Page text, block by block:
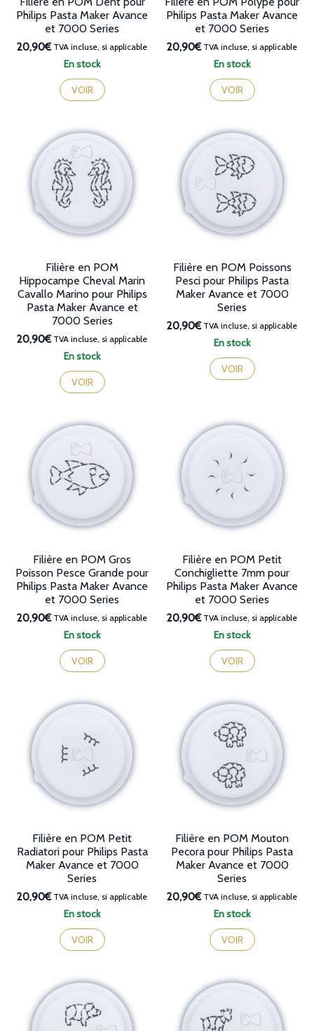
En stock
Philips Pasta Maker Avance
et 7000 Series
20,90€TVA incluse, si applicable
VOIR
En stock
Philips Pasta Maker Avance
et 7000 Series
20,90€TVA incluse, si applicable
VOIR
En stock
Filière en POM
Hippocampe Cheval Marin
Cavallo Marino pour Philips
Pasta Maker Avance et
7000 Series
20,90€TVA incluse, si applicable
VOIR
En stock
Filière en POM Poissons
Pesci pour Philips Pasta
Maker Avance et 7000
Series
20,90€TVA incluse, si applicable
VOIR
En stock
Filière en POM Gros
Poisson Pesce Grande pour
Philips Pasta Maker Avance
et 7000 Series
20,90€TVA incluse, si applicable
VOIR
En stock
Filière en POM Petit
Conchigliette 7mm pour
Philips Pasta Maker Avance
et 7000 Series
20,90€TVA incluse, si applicable
VOIR
En stock
Filière en POM Petit
Radiatori pour Philips Pasta
Maker Avance et 7000
Series
20,90€TVA incluse, si applicable
VOIR
En stock
Filière en POM Mouton
Pecora pour Philips Pasta
Maker Avance et 7000
Series
20,90€TVA incluse, si applicable
VOIR